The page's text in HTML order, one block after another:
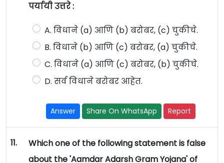
पर्यायी उत्तरे :
A. विधाने (a) आणि (b) बरोबर, (c) चुकीचे.
B. विधाने (b) आणि (c) बरोबर, (a) चुकीचे.
C. विधाने (a) आणि (c) बरोबर, (b) चुकीचे.
D. सर्व विधाने बरोबर आहेत.
Answer Share On WhatsApp Report
11.
Which one of the following statement is false
about the 'Aamdar Adarsh Gram Yojana' of